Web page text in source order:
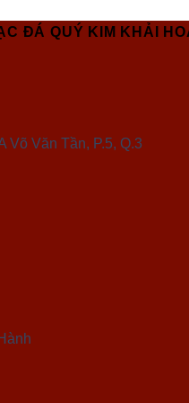
ĐÁ QUÝ KIM KHẢI
Võ Văn Tần, P.5, Q.3